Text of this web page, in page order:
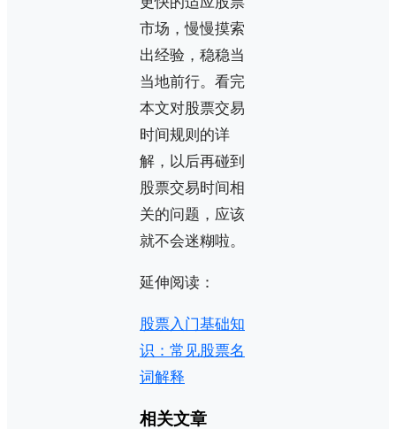
市场，慢慢摸索
出经验，稳稳当
当地前行。看完
本文对股票交易
时间规则的详
解，以后再碰到
股票交易时间相
关的问题，应该
就不会迷糊啦。
延伸阅读：
股票入门基础知
识：常见股票名
词解释
相关文章